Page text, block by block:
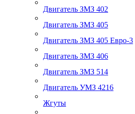
Двигатель ЗМЗ 402
Двигатель ЗМЗ 405
Двигатель ЗМЗ 405 Евро-3
Двигатель ЗМЗ 406
Двигатель ЗМЗ 514
Двигатель УМЗ 4216
Жгуты